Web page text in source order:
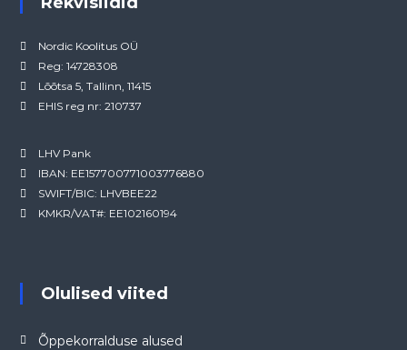
Nordic Koolitus OÜ
Reg: 14728308
Lõõtsa 5, Tallinn, 11415
EHIS reg nr: 210737
LHV Pank
IBAN: EE157700771003776880
SWIFT/BIC: LHVBEE22
KMKR/VAT#: EE102160194
Olulised viited
Õppekorralduse alused